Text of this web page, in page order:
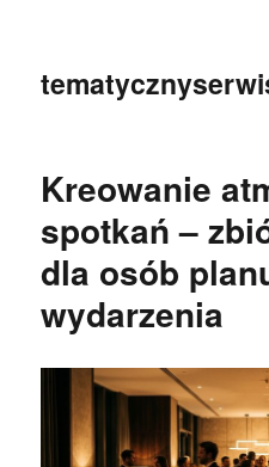
Kreowanie
spotkań –
dla osób
wydarzenia